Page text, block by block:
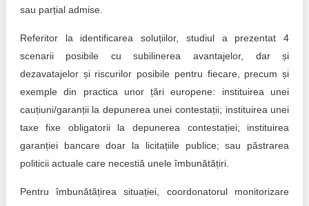
sau parțial admise.
Referitor la identificarea soluțiilor, studiul a prezentat 4
scenarii posibile cu subilinerea avantajelor, dar și
dezavatajelor și riscurilor posibile pentru fiecare, precum și
exemple din practica unor țări europene: instituirea unei
cauțiuni/garanții la depunerea unei contestații; instituirea unei
taxe fixe obligatorii la depunerea contestației; instituirea
garanției bancare doar la licitațiile publice; sau păstrarea
politicii actuale care necestiă unele îmbunătățiri.
Pentru îmbunătățirea situației, coordonatorul monitorizare